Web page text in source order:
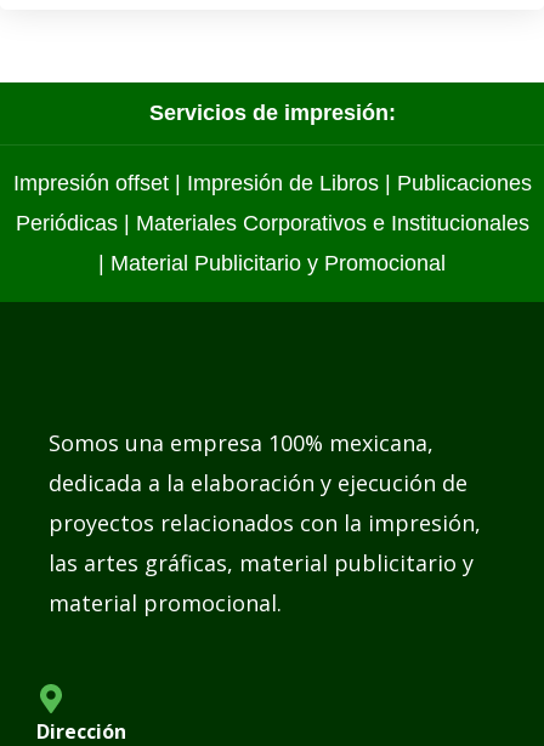
Servicios de impresión:
Impresión offset| Impresión de Libros| Publicaciones
Periódicas| Materiales Corporativos e Institucionales
| Material Publicitario y Promocional
Somos una empresa 100% mexicana,
dedicada a la elaboración y ejecución de
proyectos relacionados con la impresión,
las artes gráficas, material publicitario y
material promocional.
Dirección